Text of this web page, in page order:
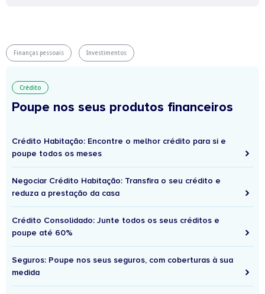
Finanças pessoais Investimentos
Crédito
Poupe nos seus produtos financeiros
Crédito Habitação: Encontre o melhor crédito para si e
poupe todos os meses
Negociar Crédito Habitação: Transfira o seu crédito e
reduza a prestação da casa
Crédito Consolidado: Junte todos os seus créditos e
poupe até 60%
Seguros: Poupe nos seus seguros, com coberturas à sua
medida